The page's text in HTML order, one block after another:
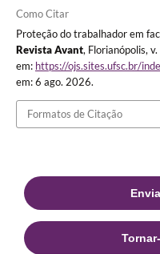
Como Citar
Proteção do trabalhador em
Revista Avant, Florianópolis,
em: https://ojs.sites.ufsc.br/
em: 6 ago. 2026.
Formatos de Citação